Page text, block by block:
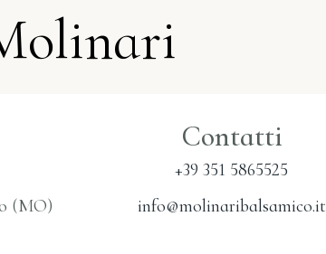
(MO)
Contatti
+39 351 5865525
info@molinaribalsamico.it